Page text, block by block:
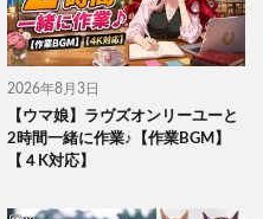
2026年8月3日
【ウマ娘】ラヴズオンリーユーと
2時間一緒に作業♪【作業BGM】
【４K対応】